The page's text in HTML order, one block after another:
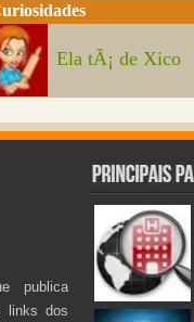
Ela tÃ¡ de Xico
publica
links dos